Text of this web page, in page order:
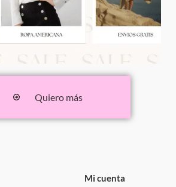
Quiero más
Mi cuenta